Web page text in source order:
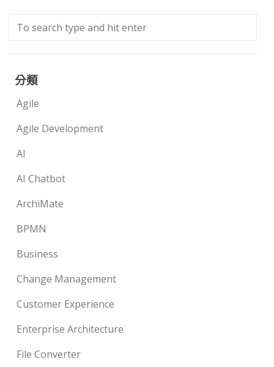
分類
Agile
Agile Development
AI
AI Chatbot
ArchiMate
BPMN
Business
Change Management
Customer Experience
Enterprise Architecture
File Converter